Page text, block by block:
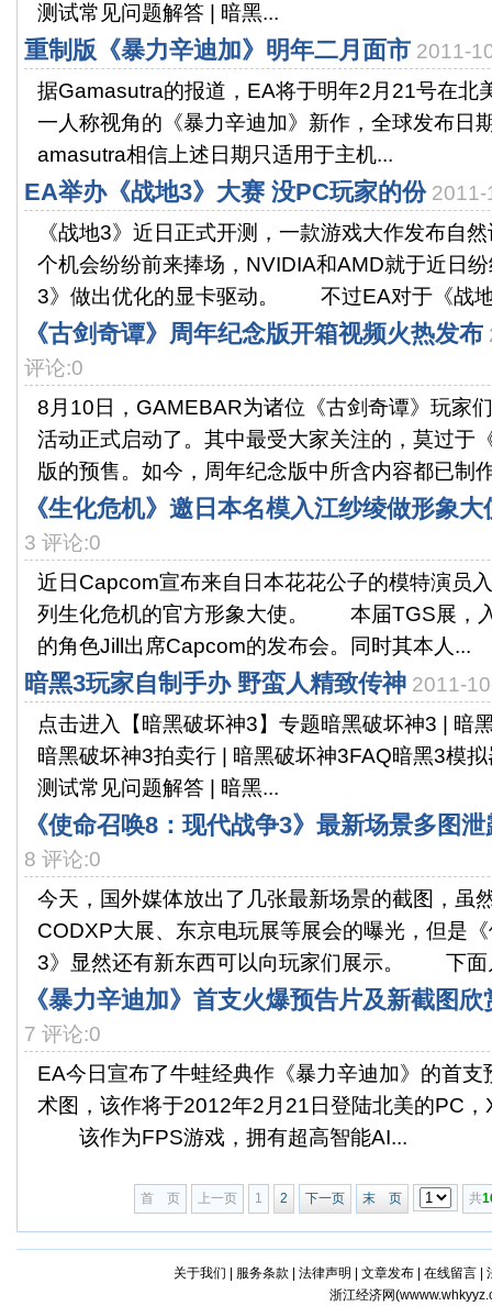
测试常见问题解答 | 暗黑...
重制版《暴力辛迪加》明年二月面市 2011-
据Gamasutra的报道，EA将于明年2月21号在北
一人称视角的《暴力辛迪加》新作，全球发布
amasutra相信上述日期只适用于主机...
EA举办《战地3》大赛 没PC玩家的份 2011-
《战地3》近日正式开测，一款游戏大作发布自
个机会纷纷前来捧场，NVIDIA和AMD就于近日
3》做出优化的显卡驱动。 不过EA对于《战
《古剑奇谭》周年纪念版开箱视频火热发布
评论:0
8月10日，GAMEBAR为诸位《古剑奇谭》玩家
活动正式启动了。其中最受大家关注的，莫过于
版的预售。如今，周年纪念版中所含内容都已制
《生化危机》邀日本名模入江纱绫做形象大
3 评论:0
近日Capcom宣布来自日本花花公子的模特演员
列生化危机的官方形象大使。 本届TGS展，
的角色Jill出席Capcom的发布会。同时其本人...
暗黑3玩家自制手办 野蛮人精致传神 2011-
点击进入【暗黑破坏神3】专题暗黑破坏神3 | 暗
暗黑破坏神3拍卖行 | 暗黑破坏神3FAQ暗黑3模
测试常见问题解答 | 暗黑...
《使命召唤8：现代战争3》最新场景多图泄
8 评论:0
今天，国外媒体放出了几张最新场景的截图，虽
CODXP大展、东京电玩展等展会的曝光，但是
3》显然还有新东西可以向玩家们展示。 下面
《暴力辛迪加》首支火爆预告片及新截图欣
7 评论:0
EA今日宣布了牛蛙经典作《暴力辛迪加》的首
术图，该作将于2012年2月21日登陆北美的PC
该作为FPS游戏，拥有超高智能AI...
首 页 上一页 1 2 下一页 末 页 共
关于我们 服务条款 法律声明 文章发布| 在线留言|
浙江经济网(